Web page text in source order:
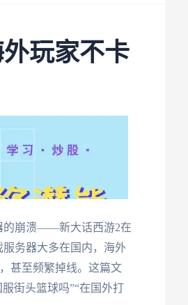
玩家不卡
的崩溃——新大话西游2在
务器大多在国内，海外
甚至频繁掉线。这篇文
街头篮球吗”“在国外打